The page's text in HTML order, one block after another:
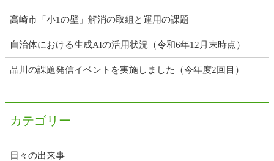
高崎市「小1の壁」解消の取組と運用の課題
自治体における生成AIの活用状況（令和6年12月末時点）
品川の課題発信イベントを実施しました（今年度2回目）
カテゴリー
日々の出来事